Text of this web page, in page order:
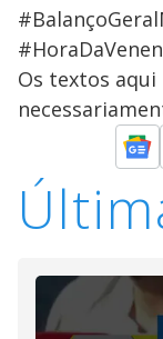
Os textos